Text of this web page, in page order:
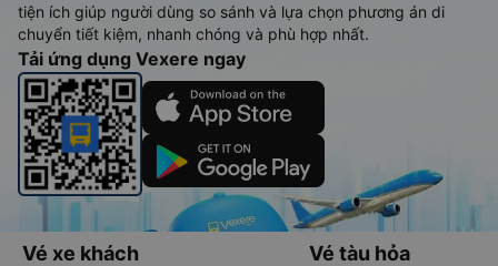
tiện ích giúp người dùng so sánh và lựa chọn phương án di
chuyển tiết kiệm, nhanh chóng và phù hợp nhất.
Tải ứng dụng Vexere ngay
Vé xe khách Vé tàu hỏa